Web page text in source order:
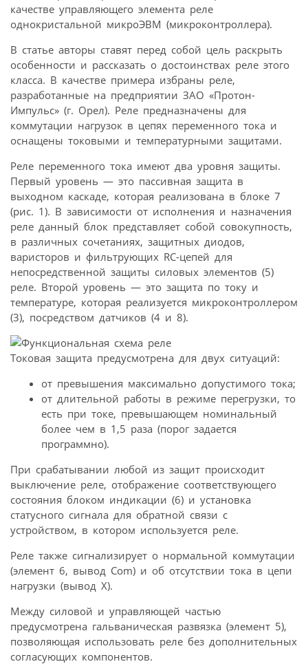
качестве управляющего элемента реле
однокристальной микроЭВМ (микроконтроллера).
В статье авторы ставят перед собой цель раскрыть
особенности и рассказать о достоинствах реле этого
класса. В качестве примера избраны реле,
разработанные на предприятии ЗАО «Протон-
Импульс» (г. Орел). Реле предназначены для
коммутации нагрузок в цепях переменного тока и
оснащены токовыми и температурными защитами.
Реле переменного тока имеют два уровня защиты.
Первый уровень — это пассивная защита в
выходном каскаде, которая реализована в блоке 7
(рис. 1). В зависимости от исполнения и назначения
реле данный блок представляет собой совокупность,
в различных сочетаниях, защитных диодов,
варисторов и фильтрующих RC-цепей для
непосредственной защиты силовых элементов (5)
реле. Второй уровень — это защита по току и
температуре, которая реализуется микроконтроллером
(3), посредством датчиков (4 и 8).
Токовая защита предусмотрена для двух ситуаций:
от превышения максимально допустимого тока;
от длительной работы в режиме перегрузки, то
есть при токе, превышающем номинальный
более чем в 1,5 раза (порог задается
программно).
При срабатывании любой из защит происходит
выключение реле, отображение соответствующего
состояния блоком индикации (6) и установка
статусного сигнала для обратной связи с
устройством, в котором используется реле.
Реле также сигнализирует о нормальной коммутации
(элемент 6, вывод Com) и об отсутствии тока в цепи
нагрузки (вывод X).
Между силовой и управляющей частью
предусмотрена гальваническая развязка (элемент 5),
позволяющая использовать реле без дополнительных
согласующих компонентов.